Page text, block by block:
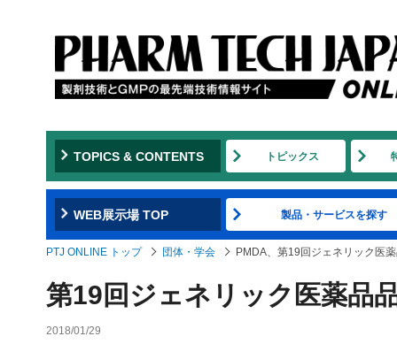
TOPICS & CONTENTS トピックス
WEB展示場 TOP 製品・サービスを探す
PTJ ONLINE トップ 団体・学会 PMDA、第19回ジェネリック医
第19回ジェネリック医薬品
2018/01/29